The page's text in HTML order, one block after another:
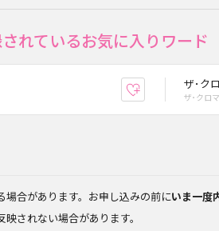
れているお気に入りワード
お気に入り登録
ザ･ク
ザ･クロ
場合があります。お申し込みの前にいま一度
されない場合があります。